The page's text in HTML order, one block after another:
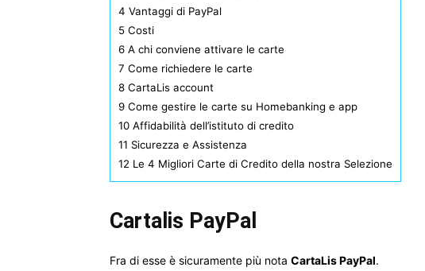
4 Vantaggi di PayPal
5 Costi
6 A chi conviene attivare le carte
7 Come richiedere le carte
8 CartaLis account
9 Come gestire le carte su Homebanking e app
10 Affidabilità dell’istituto di credito
11 Sicurezza e Assistenza
12 Le 4 Migliori Carte di Credito della nostra Selezione
Cartalis PayPal
Fra di esse è sicuramente più nota CartaLis PayPal.